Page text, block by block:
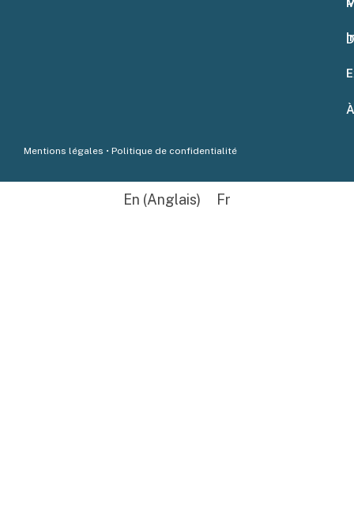
Mentions légales • Politique de confidentialité
En (Anglais) Fr